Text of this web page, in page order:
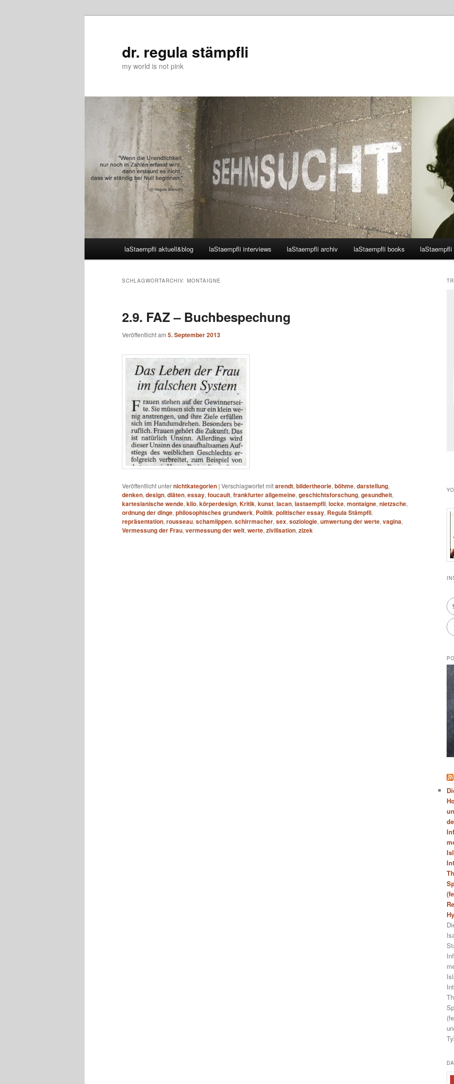
dr. regula stämpfli
my world is not pink
laStaempfli aktuell&blog laStaempfli interviews laStaempfli archiv laStaempfli books
SCHLAGWORTARCHIV: MONTAIGNE
2.9. FAZ – Buchbespechung
Veröffentlicht am 5. September 2013
Veröffentlicht unternichtkategorien | Verschlagwortet mitarendt, bildertheorie, böhme, darstellung,
denken, design, diäten, essay, foucault, frankfurter allgemeine, geschichtsforschung, gesundheit,
kartesianische wende, kilo, körperdesign, Kritik, kunst, lacan, lastaempfli, locke, montaigne, nietzsche,
ordnung der dinge, philosophisches grundwerk, Politik, politischer essay, Regula Stämpfli,
repräsentation, rousseau, schamlippen, schirrmacher, sex, soziologie, umwertung der werte, vagina,
Vermessung der Frau, vermessung der welt, werte, zivilisation, zizek